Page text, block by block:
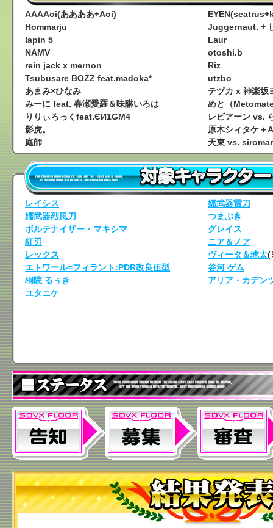
AAAAoi(ああああ+Aoi)
Hommarju
Juggernaut. +
lapin 5
Laur
NAMV
otoshi.b
rein jack x mernon
Riz
Tsubusare BOZZ feat.madoka*
utzbo
あまみ×ひなみ
テヅカ x 神楽坂
みーに feat. 春瀬愛羅＆味醂いろは
めと（
りりぃろっくfeat.ЄИ1GM4
レビアーン vs.
影虎。
原木シィタケ＋
庭師
天束 vs.
レイシス
嬬武器雷刀
嬬武器烈風刀
つまぶき
ボルテナイザー・マキシマ
グレイス
紅刃
ニア＆ノア
レックス
ヴィータ＆琥太
エトワール=フィラント:PDR改良伍型
谷河 ゲム
桐院 るぅき
アリア・カデン
ユタニケ